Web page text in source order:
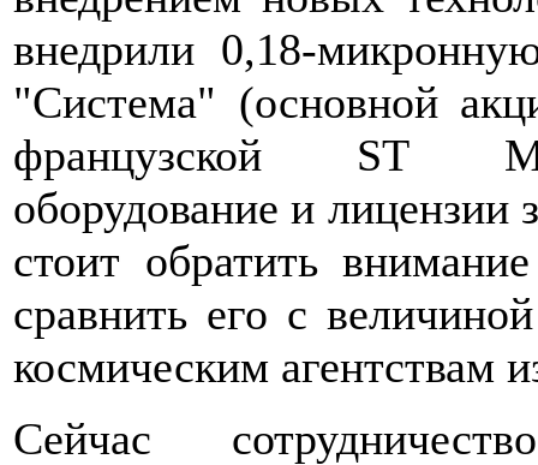
внедрили 0,18-
"Система" (основной
французской ST
оборудование и лицензии
стоит обратить
сравнить его с
космическим агентствам
Сейчас